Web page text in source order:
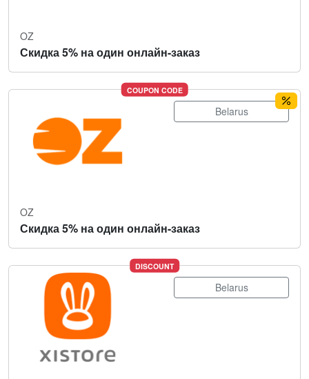
OZ
Скидка 5% на один онлайн-заказ
COUPON CODE
Belarus
OZ
Скидка 5% на один онлайн-заказ
DISCOUNT
Belarus